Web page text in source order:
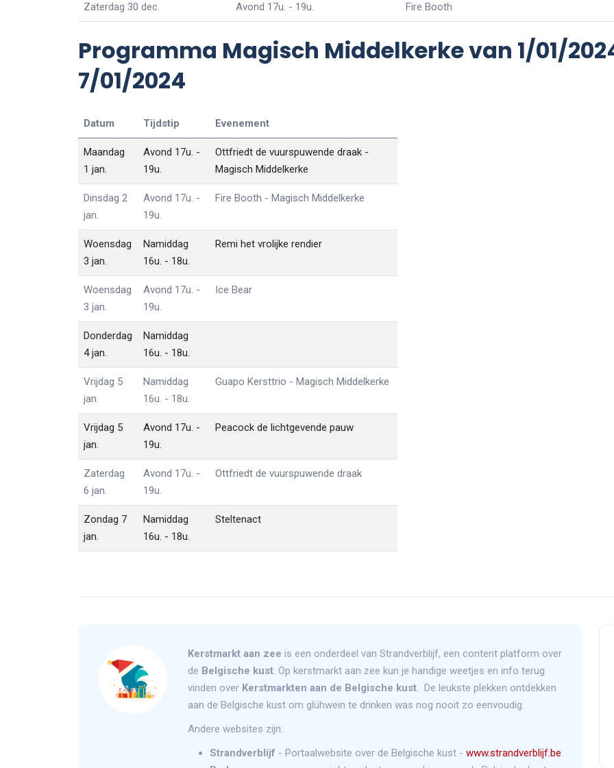
Zaterdag 30 dec. Avond 17u. - 19u. Fire Booth
Programma Magisch Middelkerke van 1/01/
7/01/2024
Datum Tijdstip Evenement
Maandag
1 jan.
Avond 17u. -
19u.
Ottfriedt de vuurspuwende draak -
Magisch Middelkerke
Dinsdag 2
jan.
Avond 17u. -
19u.
Fire Booth - Magisch Middelkerke
Woensdag
3 jan.
Namiddag
16u. - 18u.
Remi het vrolijke rendier
Woensdag
3 jan.
Avond 17u. -
19u.
Ice Bear
Donderdag
4 jan.
Namiddag
16u. - 18u.
Vrijdag 5
jan.
Namiddag
16u. - 18u.
Guapo Kersttrio - Magisch Middelkerke
Vrijdag 5
jan.
Avond 17u. -
19u.
Peacock de lichtgevende pauw
Zaterdag
6 jan.
Avond 17u. -
19u.
Ottfriedt de vuurspuwende draak
Zondag 7
jan.
Namiddag
16u. - 18u.
Steltenact
Kerstmarkt aan zee is een onderdeel van Strandverblijf, een content platform over
de Belgische kust. Op kerstmarkt aan zee kun je handige weetjes en info terug
vinden over Kerstmarkten aan de Belgische kust. De leukste plekken ontdekken
aan de Belgische kust om glühwein te drinken was nog nooit zo eenvoudig.
Andere websites zijn:
Strandverblijf - Portaalwebsite over de Belgische kust - www.strandverblijf.be